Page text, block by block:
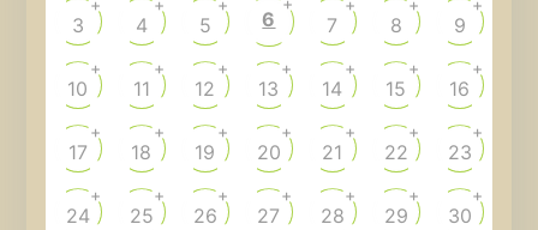
3
+
4
+
5
+
6 7
+
8
+
9
+
10
+
11
+
12
+
13
+
14
+
15
+
16
+
17
+
18
+
19
+
20
+
21
+
22
+
23
+
24
+
25
+
26
+
27
+
28
+
29
+
30
+